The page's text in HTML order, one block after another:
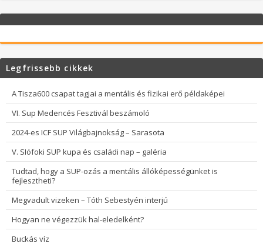
Legfrissebb cikkek
A Tisza600 csapat tagjai a mentális és fizikai erő példaképei
VI. Sup Medencés Fesztivál beszámoló
2024-es ICF SUP Világbajnokság – Sarasota
V. SIófoki SUP kupa és családi nap – galéria
Tudtad, hogy a SUP-ozás a mentális állóképességünket is
fejlesztheti?
Megvadult vizeken – Tóth Sebestyén interjú
Hogyan ne végezzük hal-eledelként?
Buckás víz